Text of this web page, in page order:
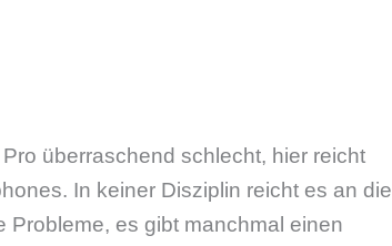
überraschend schlecht, hier reicht
In keiner Disziplin reicht es an die
Probleme, es gibt manchmal einen